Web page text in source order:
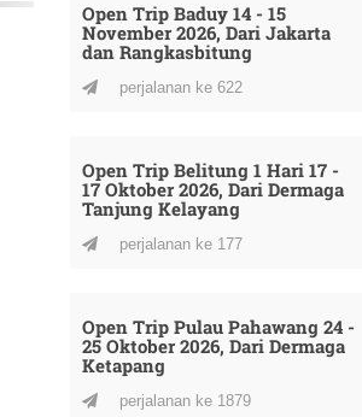
Open Trip Baduy 14 - 15
November 2026, Dari Jakarta
dan Rangkasbitung
perjalanan ke 622
Open Trip Belitung 1 Hari 17 -
17 Oktober 2026, Dari Dermaga
Tanjung Kelayang
perjalanan ke 177
Open Trip Pulau Pahawang 24 -
25 Oktober 2026, Dari Dermaga
Ketapang
perjalanan ke 1879